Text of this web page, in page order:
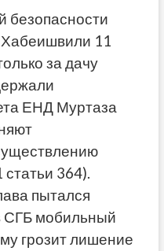
безопасности
11
за дачу
ЕНД Муртаза
статьи 364).
пытался
СГБ мобильный
грозит лишение